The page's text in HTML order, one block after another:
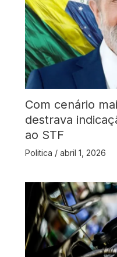
Com cenário
destrava
ao STF
Politica / abril 1, 2026